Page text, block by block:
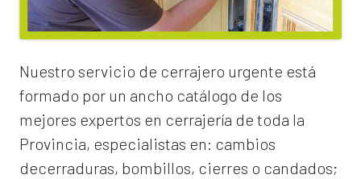
Nuestro servicio de cerrajero urgente está
formado por un ancho catálogo de los
mejores expertos en cerrajería de toda la
Provincia, especialistas en: cambios
decerraduras, bombillos, cierres o candados;